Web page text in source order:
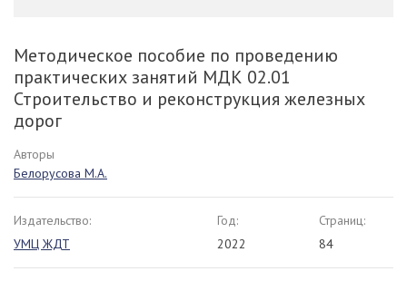
Методическое пособие по проведению
практических занятий МДК 02.01
Строительство и реконструкция железных
дорог
Авторы
Белорусова М.А.
Издательство:
УМЦ ЖДТ
Год:
2022
Страниц:
84